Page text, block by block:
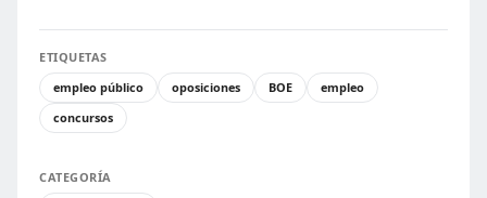
ETIQUETAS
empleo público
oposiciones BOE
empleo
concursos
CATEGORÍA